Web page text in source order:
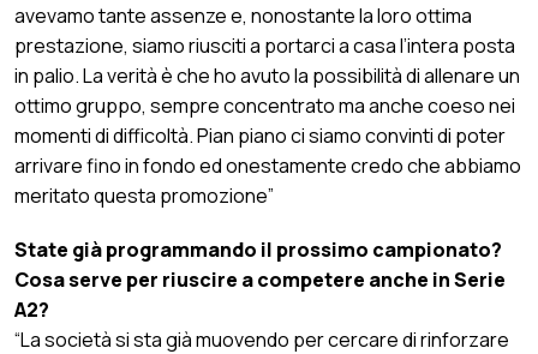
avevamo tante assenze e, nonostante la loro ottima
prestazione, siamo riusciti a portarci a casa l’intera posta
in palio. La verità è che ho avuto la possibilità di allenare un
ottimo gruppo, sempre concentrato ma anche coeso nei
momenti di difficoltà. Pian piano ci siamo convinti di poter
arrivare fino in fondo ed onestamente credo che abbiamo
meritato questa promozione”
State già programmando il prossimo campionato?
Cosa serve per riuscire a competere anche in Serie
A2?
“La società si sta già muovendo per cercare di rinforzare